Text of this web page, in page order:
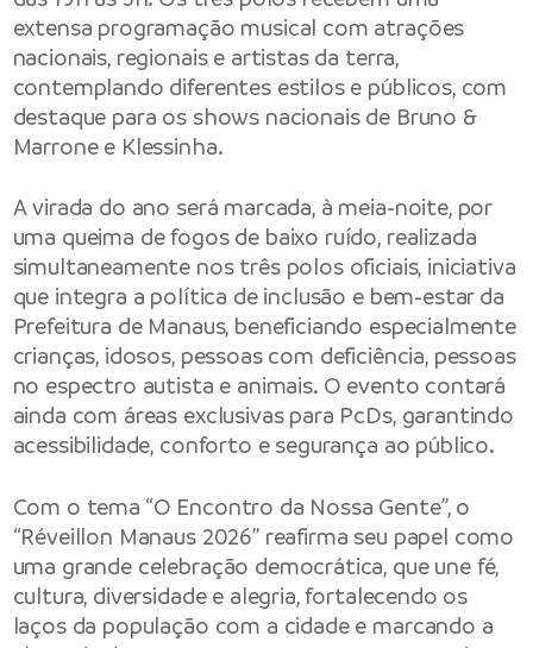
extensa programação musical com atrações
nacionais, regionais e artistas da terra,
contemplando diferentes estilos e públicos, com
destaque para os shows nacionais de Bruno &
Marrone e Klessinha.
A virada do ano será marcada, à meia-noite, por
uma queima de fogos de baixo ruído, realizada
simultaneamente nos três polos oficiais, iniciativa
que integra a política de inclusão e bem-estar da
Prefeitura de Manaus, beneficiando especialmente
crianças, idosos, pessoas com deficiência, pessoas
no espectro autista e animais. O evento contará
ainda com áreas exclusivas para PcDs, garantindo
acessibilidade, conforto e segurança ao público.
Com o tema “O Encontro da Nossa Gente”, o
“Réveillon Manaus 2026” reafirma seu papel como
uma grande celebração democrática, que une fé,
cultura, diversidade e alegria, fortalecendo os
laços da população com a cidade e marcando a